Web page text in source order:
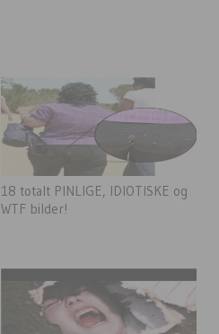
18 totalt PINLIGE, IDIOTISKE og
WTF bilder!